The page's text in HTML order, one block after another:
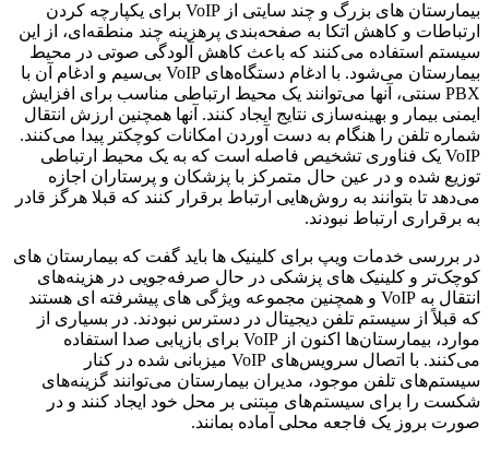
بیمارستان‌ های بزرگ و چند سایتی از VoIP برای یکپارچه کردن
ارتباطات و کاهش اتکا به صفحه‌بندی پرهزینه چند منطقه‌ای، از این
سیستم استفاده می‌کنند که باعث کاهش آلودگی صوتی در محیط
بیمارستان می‌شود. با ادغام دستگاه‌های VoIP بی‌سیم و ادغام آن با
PBX سنتی، آنها می‌توانند یک محیط ارتباطی مناسب برای افزایش
ایمنی بیمار و بهینه‌سازی نتایج ایجاد کنند. آنها همچنین ارزش انتقال
شماره تلفن را هنگام به دست آوردن امکانات کوچکتر پیدا می‌کنند.
VoIP یک فناوری تشخیص فاصله است که به یک محیط ارتباطی
توزیع شده و در عین حال متمرکز با پزشکان و پرستاران اجازه
می‌دهد تا بتوانند به روش‌هایی ارتباط برقرار کنند که قبلا هرگز قادر
به برقراری ارتباط نبودند.
در بررسی خدمات ویپ برای کلینیک ‌ها باید گفت که بیمارستان‌ های
کوچک‌تر و کلینیک ‌های پزشکی در حال صرفه‌جویی در هزینه‌های
انتقال به VoIP و همچنین مجموعه ویژگی‌ های پیشرفته‌ ای هستند
که قبلاً از سیستم تلفن دیجیتال در دسترس نبودند. در بسیاری از
موارد، بیمارستان‌ها اکنون از VoIP برای بازیابی صدا استفاده
می‌کنند. با اتصال سرویس‌های VoIP میزبانی شده در کنار
سیستم‌های تلفن موجود، مدیران بیمارستان می‌توانند گزینه‌های
شکست را برای سیستم‌های مبتنی بر محل خود ایجاد کنند و در
صورت بروز یک فاجعه محلی آماده بمانند.